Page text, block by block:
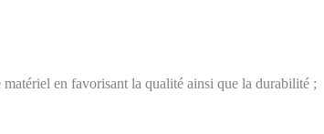
en favorisant la qualité ainsi que la durabilité ;